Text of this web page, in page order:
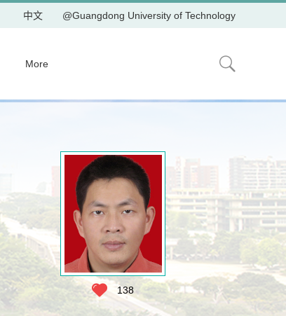
中文 @Guangdong University of Technology
More
138